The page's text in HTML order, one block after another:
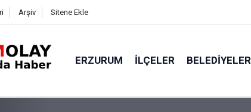
Arşiv Sitene Ekle
ERZURUM İLÇELER BELEDIYELER